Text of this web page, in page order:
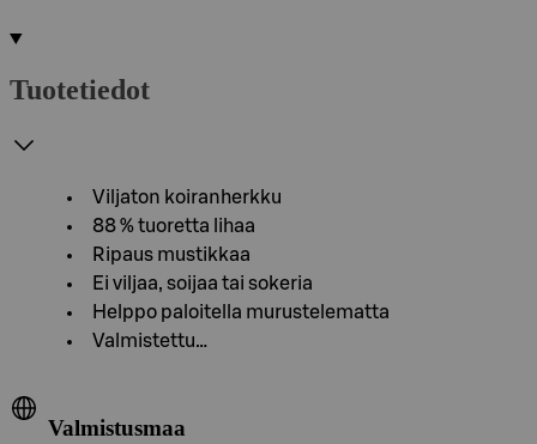
Tuotetiedot
Viljaton koiranherkku
88 % tuoretta lihaa
Ripaus mustikkaa
Ei viljaa, soijaa tai sokeria
Helppo paloitella murustelematta
Valmistettu…
Valmistusmaa